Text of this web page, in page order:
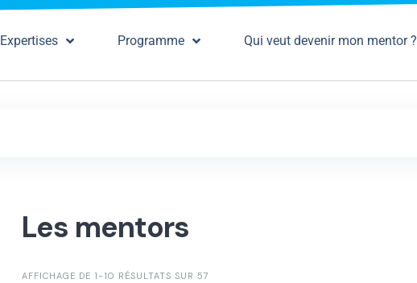
Expertises Programme Qui veut devenir mon mentor ?
Les mentors
AFFICHAGE DE 1-10 RÉSULTATS SUR 57